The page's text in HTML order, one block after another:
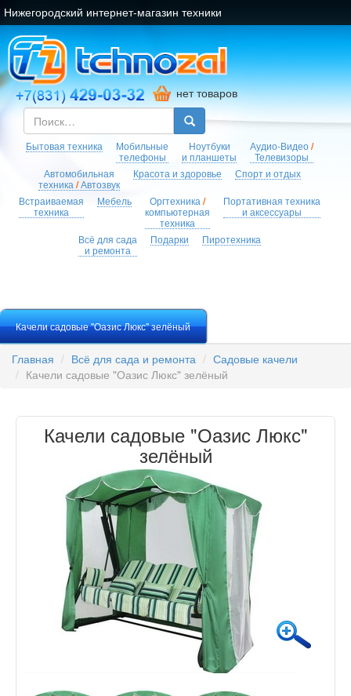
Нижегородский интернет-магазин техники
нет товаров
Бытовая техника
Мобильные
телефоны
Ноутбуки
и планшеты
Аудио-Видео/
Телевизоры
Автомобильная
техника /Автозвук
Красота и здоровье Спорт и отдых
Встраиваемая
техника
Мебель Оргтехника /
компьютерная
техника
Портативная техника
и аксессуары
Всё для сада
и ремонта
Подарки Пиротехника
Качели садовые "Оазис Люкс" зелёный
Главная Всё для сада и ремонта
Садовые качели
Качели садовые "Оазис Люкс" зелёный
Качели садовые "Оазис Люкс"
зелёный